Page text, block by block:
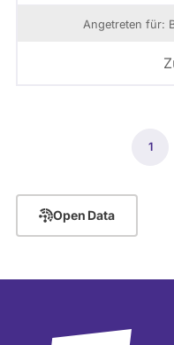
Angetreten für:
1
Open Data